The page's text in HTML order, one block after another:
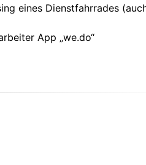
eines Dienstfahrrades
App „we.do“